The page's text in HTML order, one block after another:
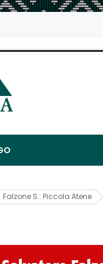
Falzone S.: Piccola Atene